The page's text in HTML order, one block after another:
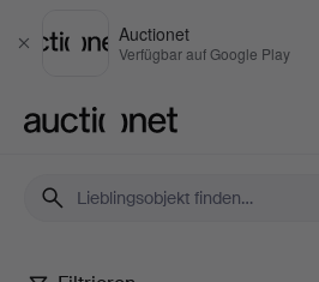
Schließen
Auctionet
Verfügbar auf Google Play